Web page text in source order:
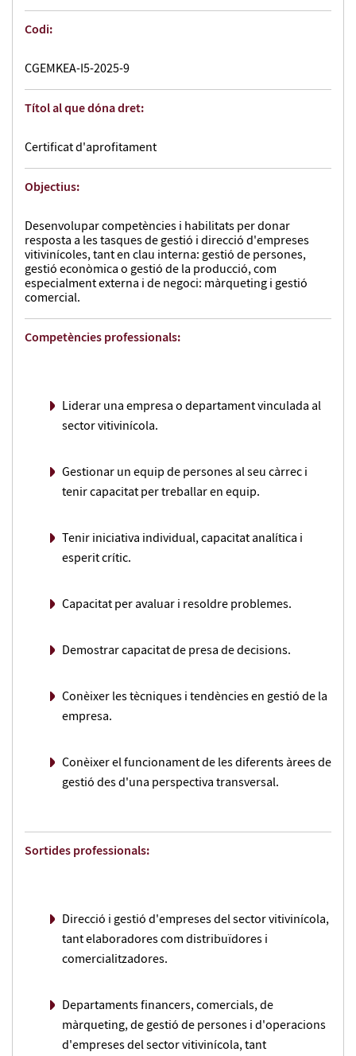
Codi:
CGEMKEA-I5-2025-9
Títol al que dóna dret:
Certificat d'aprofitament
Objectius:
Desenvolupar competències i habilitats per donar
resposta a les tasques de gestió i direcció d'empreses
vitivinícoles, tant en clau interna: gestió de persones,
gestió econòmica o gestió de la producció, com
especialment externa i de negoci: màrqueting i gestió
comercial.
Competències professionals:
Liderar una empresa o departament vinculada al
sector vitivinícola.
Gestionar un equip de persones al seu càrrec i
tenir capacitat per treballar en equip.
Tenir iniciativa individual, capacitat analítica i
esperit crític.
Capacitat per avaluar i resoldre problemes.
Demostrar capacitat de presa de decisions.
Conèixer les tècniques i tendències en gestió de la
empresa.
Conèixer el funcionament de les diferents àrees de
gestió des d'una perspectiva transversal.
Sortides professionals:
Direcció i gestió d'empreses del sector vitivinícola,
tant elaboradores com distribuïdores i
comercialitzadores.
Departaments financers, comercials, de
màrqueting, de gestió de persones i d'operacions
d'empreses del sector vitivinícola, tant